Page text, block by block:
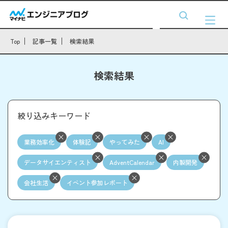
Top 記事一覧 検索結果
検索結果
絞り込みキーワード
業務効率化 体験記 やってみた AI
データサイエンティスト AdventCalendar 内製開発
会社生活 イベント参加レポート